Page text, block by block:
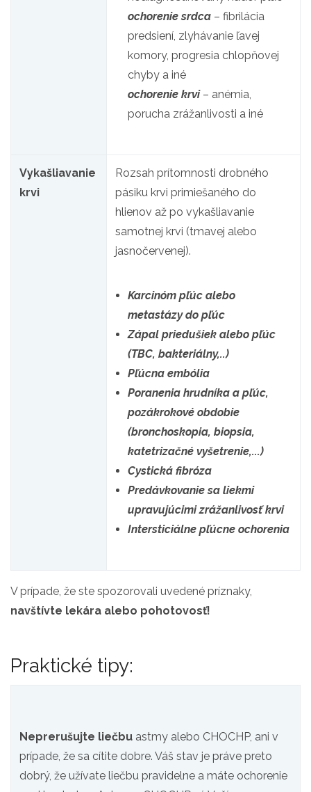
ochorenie srdca – fibrilácia
predsiení, zlyhávanie ľavej
komory, progresia chlopňovej
chyby a iné
ochorenie krvi – anémia,
porucha zrážanlivosti a iné
Vykašliavanie
krvi
Rozsah prítomnosti drobného
pásiku krvi primiešaného do
hlienov až po vykašliavanie
samotnej krvi (tmavej alebo
jasnočervenej).
Karcinóm pľúc alebo
metastázy do pľúc
Zápal priedušiek alebo pľúc
(TBC, bakteriálny,..)
Pľúcna embólia
Poranenia hrudníka a pľúc,
pozákrokové obdobie
(bronchoskopia, biopsia,
katetrizačné vyšetrenie,...)
Cystická fibróza
Predávkovanie sa liekmi
upravujúcimi zrážanlivosť krvi
Intersticiálne pľúcne ochorenia
V prípade, že ste spozorovali uvedené príznaky,
navštívte lekára alebo pohotovosť!
Praktické tipy:
Neprerušujte liečbu astmy alebo CHOCHP, ani v
prípade, že sa cítite dobre. Váš stav je práve preto
dobrý, že užívate liečbu pravidelne a máte ochorenie